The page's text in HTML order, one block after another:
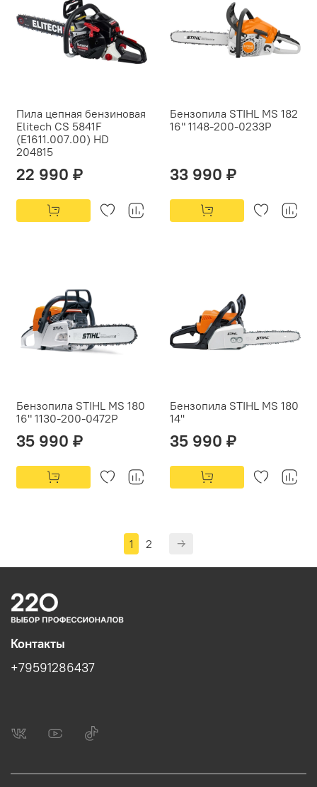
Пила цепная бензиновая
Elitech CS 5841F
(E1611.007.00) HD
204815
22 990 ₽
Бензопила STIHL MS 182
16" 1148-200-0233P
33 990 ₽
Бензопила STIHL MS 180
16" 1130-200-0472P
35 990 ₽
Бензопила STIHL MS 180
14''
35 990 ₽
1 2
Контакты
+79591286437